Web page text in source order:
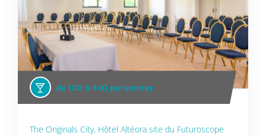
de 100 à 400 personnes
The Originals City, Hôtel Altéora site du Futuroscope